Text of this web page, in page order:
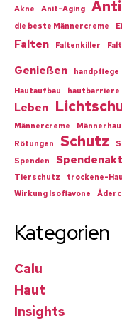
Akne Anit-Aging
die beste Männercreme
Falten Faltenkiller
Genießen handpflege
Hautaufbau hautbarriere
Leben
Männercreme
Rötungen
Schutz
Spenden
Tierschutz
trockene-
Wirkung Isoflavone
Kategorien
Calu
Haut
Insights